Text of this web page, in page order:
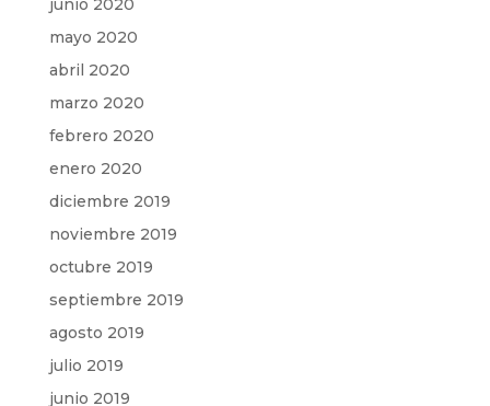
junio 2020
mayo 2020
abril 2020
marzo 2020
febrero 2020
enero 2020
diciembre 2019
noviembre 2019
octubre 2019
septiembre 2019
agosto 2019
julio 2019
junio 2019